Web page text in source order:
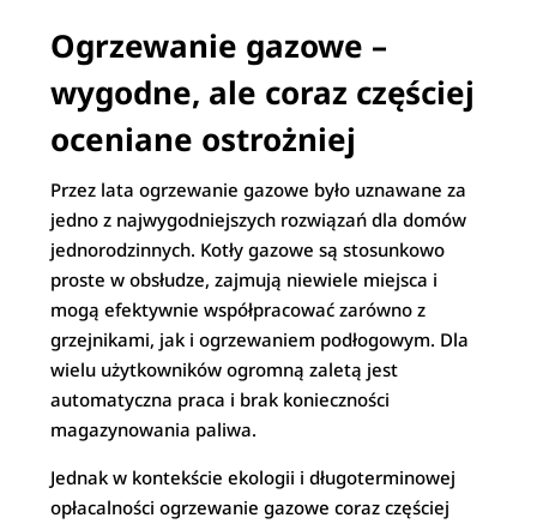
Ogrzewanie gazowe –
wygodne, ale coraz częściej
oceniane ostrożniej
Przez lata ogrzewanie gazowe było uznawane za
jedno z najwygodniejszych rozwiązań dla domów
jednorodzinnych. Kotły gazowe są stosunkowo
proste w obsłudze, zajmują niewiele miejsca i
mogą efektywnie współpracować zarówno z
grzejnikami, jak i ogrzewaniem podłogowym. Dla
wielu użytkowników ogromną zaletą jest
automatyczna praca i brak konieczności
magazynowania paliwa.
Jednak w kontekście ekologii i długoterminowej
opłacalności ogrzewanie gazowe coraz częściej